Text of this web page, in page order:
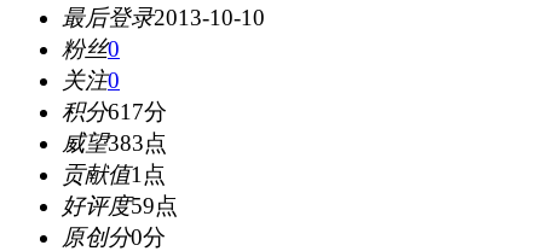
最后登录2013-10-10
粉丝0
关注0
积分617分
威望383点
贡献值1点
好评度59点
原创分0分